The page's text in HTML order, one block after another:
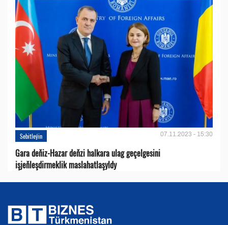
Sebitleýin 07.11.2023 - 15:30
Gara deňiz-Hazar deňzi halkara ulag geçelgesini
işjeňleşdirmeklik maslahatlaşyldy